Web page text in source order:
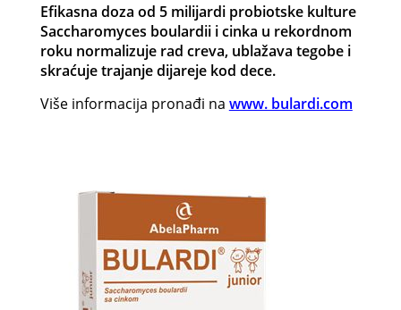
Efikasna doza od 5 milijardi probiotske kulture
Saccharomyces boulardii i cinka u rekordnom
roku normalizuje rad creva, ublažava tegobe i
skraćuje trajanje dijareje kod dece.
Više informacija pronađi na www. bulardi.com